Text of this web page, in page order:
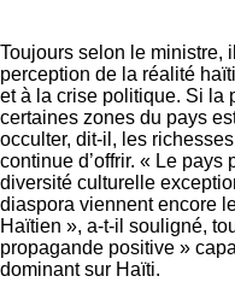
Toujours selon le ministre,
perception de la réalité
et à la crise politique. Si la
certaines zones du pays
occulter, dit-il, les
continue d’offrir. « Le
diversité culturelle
diaspora viennent encore
Haïtien », a-t-il souligné,
propagande positive »
dominant sur Haïti.